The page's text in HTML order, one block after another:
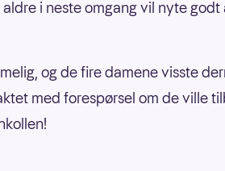
i neste omgang vil nyte godt
og de fire damene visste
med forespørsel om de ville